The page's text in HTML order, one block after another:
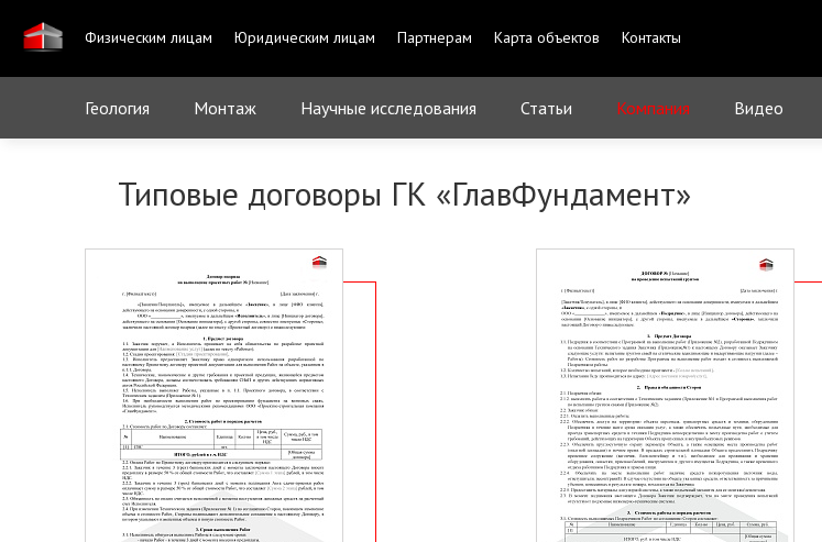
Физическим лицам Юридическим лицам Партнерам Карта объектов Контакты
Геология Монтаж Научные исследования Статьи Компания Видео
Типовые договоры ГК «ГлавФундамент»